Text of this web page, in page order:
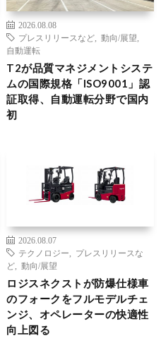
2026.08.08
プレスリリースなど
動向/展望
自動運転
T2が品質マネジメントシステ
ムの国際規格「ISO9001」認
証取得、自動運転分野で国内
初
2026.08.07
テクノロジー
プレスリリースな
ど
動向/展望
ロジスネクストが防爆仕様車
のフォークをフルモデルチェ
ンジ、オペレーターの快適性
向上図る